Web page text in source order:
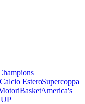
Calcio EsteroSupercoppa
BasketAmerica's